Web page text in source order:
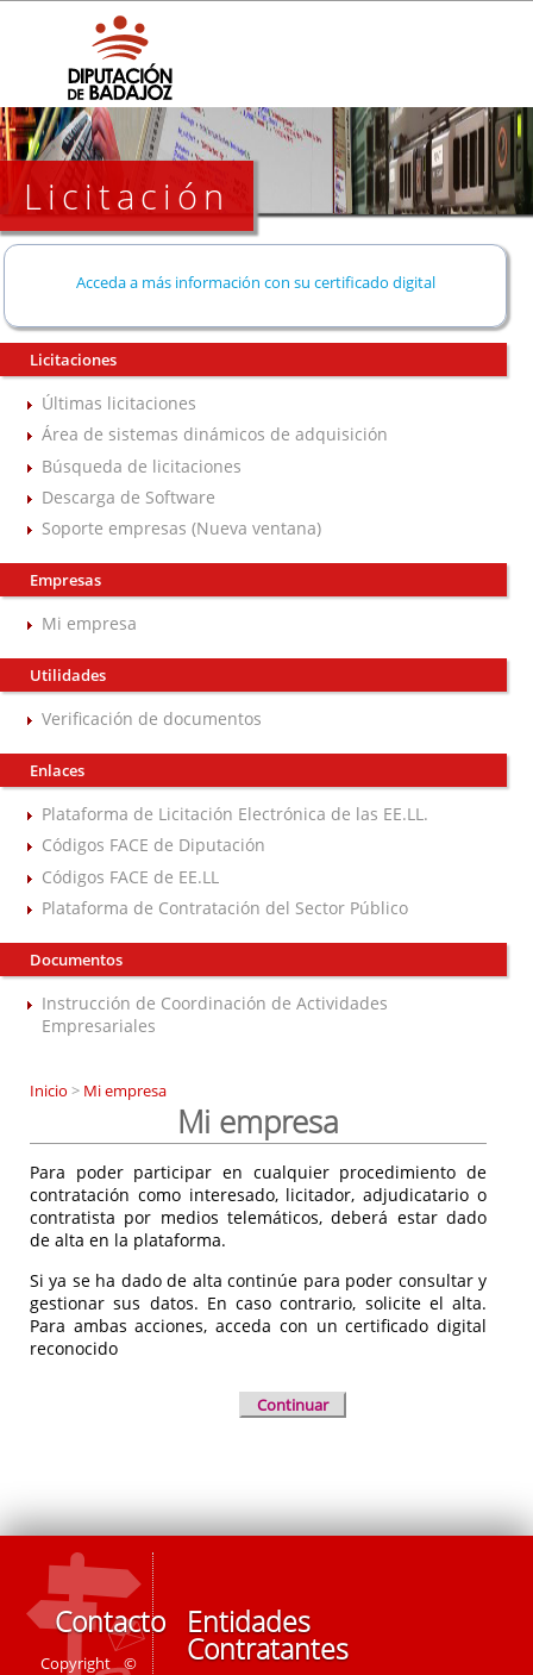
Licitación
Acceda a más información con su certificado digital
Licitaciones
Últimas licitaciones
Área de sistemas dinámicos de adquisición
Búsqueda de licitaciones
Descarga de Software
Soporte empresas (Nueva ventana)
Empresas
Mi empresa
Utilidades
Verificación de documentos
Enlaces
Plataforma de Licitación Electrónica de las EE.LL.
Códigos FACE de Diputación
Códigos FACE de EE.LL
Plataforma de Contratación del Sector Público
Documentos
Instrucción de Coordinación de Actividades
Empresariales
Inicio > Mi empresa
Mi empresa
Para poder participar en cualquier procedimiento de
contratación como interesado, licitador, adjudicatario o
contratista por medios telemáticos, deberá estar dado
de alta en la plataforma.
Si ya se ha dado de alta continúe para poder consultar y
gestionar sus datos. En caso contrario, solicite el alta.
Para ambas acciones, acceda con un certificado digital
reconocido
Continuar
Contacto
Copyright ©
Entidades
Contratantes